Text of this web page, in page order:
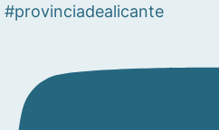
#provinciadealicante